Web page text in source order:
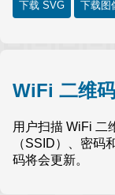
下载 SVG 下载图
WiFi 二维
用户扫描 WiFi 二
（SSID）、密码
码将会更新。